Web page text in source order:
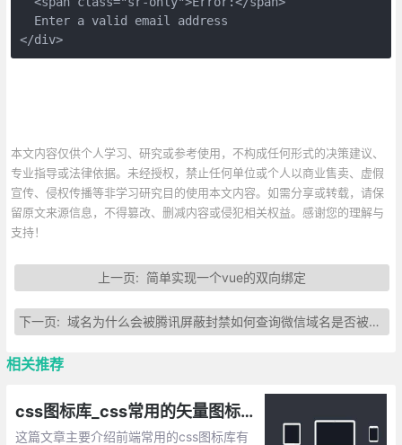
  Enter a valid email address
</div>
本文内容仅供个人学习、研究或参考使用，不构成任何形式的决策建议、
专业指导或法律依据。未经授权，禁止任何单位或个人以商业售卖、虚假
宣传、侵权传播等非学习研究目的使用本文内容。如需分享或转载，请保
留原文来源信息，不得篡改、删减内容或侵犯相关权益。感谢您的理解与
支持！
上一页: 简单实现一个vue的双向绑定
下一页:域名为什么会被腾讯屏蔽封禁如何查询微信域名是否被屏蔽的方法
相关推荐
css图标库_css常用的矢量图标大全
这篇文章主要介绍前端常用的css图标库有